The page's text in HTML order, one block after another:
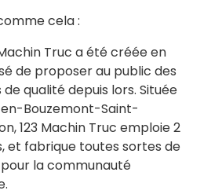
cela :
Truc a été créée en
de proposer au public des
qualité depuis lors. Située
Bouzemont-Saint-
123 Machin Truc emploie 2
et fabrique toutes sortes de
la communauté